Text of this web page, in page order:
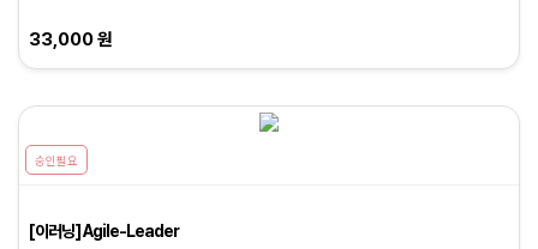
33,000 원
승인필요
[이러닝] Agile-Leader